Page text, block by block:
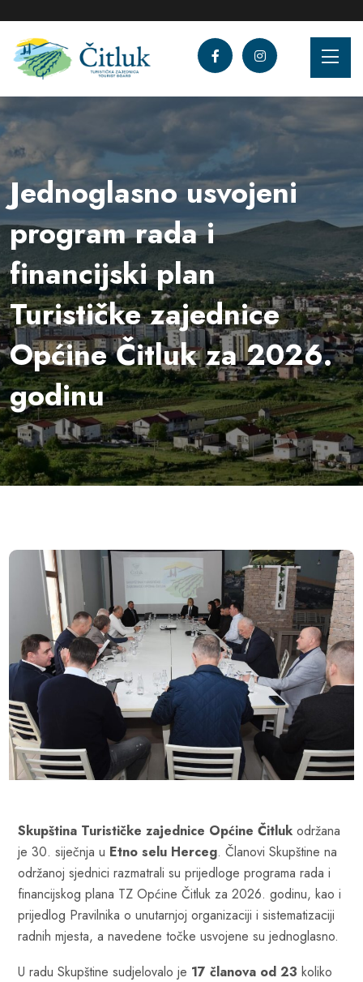
Jednoglasno usvojeni
program rada i
financijski plan
Turističke zajednice
Općine Čitluk za 2026.
godinu
Skupština Turističke zajednice Općine Čitluk održana
je 30. siječnja u Etno selu Herceg. Članovi Skupštine na
održanoj sjednici razmatrali su prijedloge programa rada i
financijskog plana TZ Općine Čitluk za 2026. godinu, kao i
prijedlog Pravilnika o unutarnjoj organizaciji i sistematizaciji
radnih mjesta, a navedene točke usvojene su jednoglasno.
U radu Skupštine sudjelovalo je 17 članova od 23 koliko